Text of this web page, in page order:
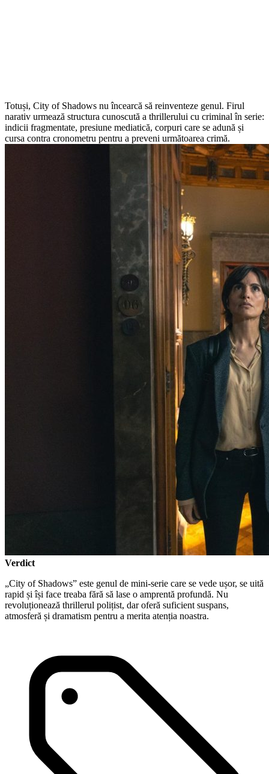
Totuși, City of Shadows nu încearcă să reinventeze genul. Firul
narativ urmează structura cunoscută a thrillerului cu criminal în serie:
indicii fragmentate, presiune mediatică, corpuri care se adună și
cursa contra cronometru pentru a preveni următoarea crimă.
Verdict
„City of Shadows” este genul de mini-serie care se vede ușor, se uită
rapid și își face treaba fără să lase o amprentă profundă. Nu
revoluționează thrillerul polițist, dar oferă suficient suspans,
atmosferă și dramatism pentru a merita atenția noastra.